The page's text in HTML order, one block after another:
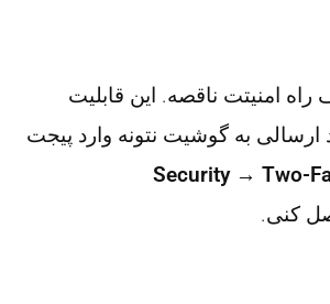
امنیتت ناقصه. این قابلیت
به گوشیت نتونه وارد پیجت
Security → Two-
کنی.